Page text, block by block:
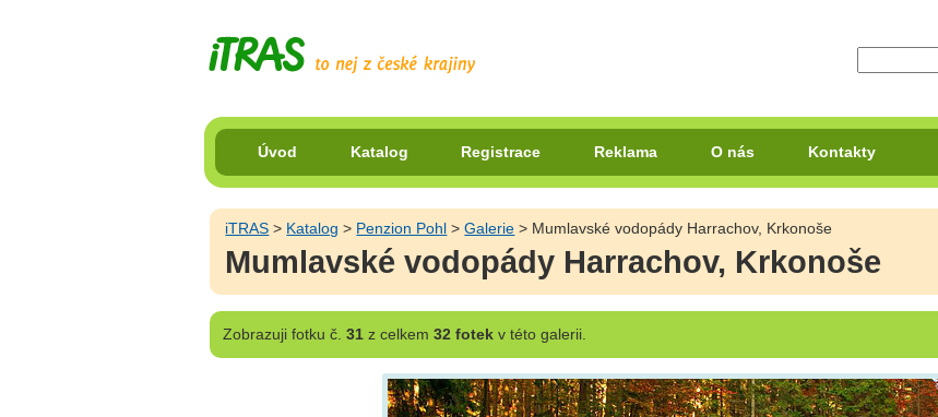
Úvod Katalog Registrace Reklama O nás Kontakty
iTRAS > Katalog > Penzion Pohl >Galerie > Mumlavské vodopády Harrachov, Krkonoše
Mumlavské vodopády Harrachov, Krkonoše
Zobrazujifotku č. 31z celkem 32 fotekv této galerii.